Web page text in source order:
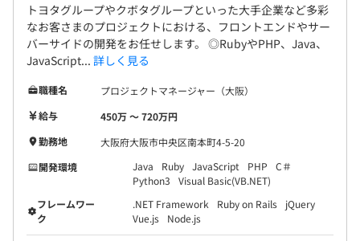
トヨタグループやクボタグループといった大手企業など多彩
なお客さまのプロジェクトにおける、フロントエンドやサー
バーサイドの開発をお任せします。 ◎RubyやPHP、Java、
JavaScript... 詳しく見る
職種名
プロジェクトマネージャー（大阪）
給与
450万 〜 720万円
勤務地
大阪府大阪市中央区南本町4-5-20
開発環境
Java Ruby JavaScript PHP
C＃
Python3
Visual Basic(VB.NET)
フレームワー
ク
.NET Framework Ruby on Rails
jQuery
Vue.js
Node.js